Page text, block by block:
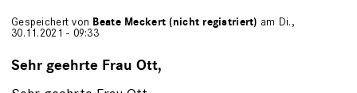
Gespeichert von Beate Meckert (nicht registriert) am Di.,
30.11.2021 - 09:33
Sehr geehrte Frau Ott,